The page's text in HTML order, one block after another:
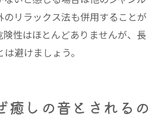
のリラックス法も併用することが
性はほとんどありませんが、長
避けましょう。
しの音とされるの